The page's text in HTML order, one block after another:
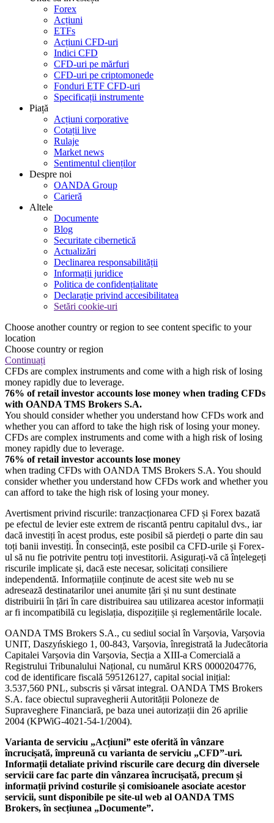
Forex
Acțiuni
ETFs
Acțiuni CFD-uri
Indici CFD
CFD-uri pe mărfuri
CFD-uri pe criptomonede
Fonduri ETF CFD-uri
Specificații instrumente
Piață
Acțiuni corporative
Cotații live
Rulaje
Market news
Sentimentul clienților
Despre noi
OANDA Group
Carieră
Altele
Documente
Blog
Securitate cibernetică
Actualizări
Declinarea responsabilității
Informații juridice
Politica de confidențialitate
Declarație privind accesibilitatea
Setări cookie-uri
Choose another country or region to see content specific to your
location
Choose country or region
Continuați
CFDs are complex instruments and come with a high risk of losing
money rapidly due to leverage.
76% of retail investor accounts lose money when trading CFDs
with OANDA TMS Brokers S.A.
You should consider whether you understand how CFDs work and
whether you can afford to take the high risk of losing your money.
CFDs are complex instruments and come with a high risk of losing
money rapidly due to leverage.
76% of retail investor accounts lose money
when trading CFDs with OANDA TMS Brokers S.A. You should
consider whether you understand how CFDs work and whether you
can afford to take the high risk of losing your money.
Avertisment privind riscurile: tranzacționarea CFD și Forex bazată
pe efectul de levier este extrem de riscantă pentru capitalul dvs., iar
dacă investiți în acest produs, este posibil să pierdeți o parte din sau
toți banii investiți. În consecință, este posibil ca CFD-urile și Forex-
ul să nu fie potrivite pentru toți investitorii. Asigurați-vă că înțelegeți
riscurile implicate și, dacă este necesar, solicitați consiliere
independentă. Informațiile conținute de acest site web nu se
adresează destinatarilor unei anumite țări și nu sunt destinate
distribuirii în țări în care distribuirea sau utilizarea acestor informații
ar fi incompatibilă cu legislația, dispozițiile și reglementările locale.
OANDA TMS Brokers S.A., cu sediul social în Varșovia, Varșovia
UNIT, Daszyńskiego 1, 00-843, Varșovia, înregistrată la Judecătoria
Capitalei Varșovia din Varșovia, Secția a XIII-a Comercială a
Registrului Tribunalului Național, cu numărul KRS 0000204776,
cod de identificare fiscală 595126127, capital social inițial:
3.537,560 PNL, subscris și vărsat integral. OANDA TMS Brokers
S.A. face obiectul supravegherii Autorității Poloneze de
Supraveghere Financiară, pe baza unei autorizații din 26 aprilie
2004 (KPWiG-4021-54-1/2004).
Varianta de serviciu „Acțiuni” este oferită în vânzare
încrucișată, împreună cu varianta de serviciu „CFD”-uri.
Informații detaliate privind riscurile care decurg din diversele
servicii care fac parte din vânzarea încrucișată, precum și
informații privind costurile și comisioanele asociate acestor
servicii, sunt disponibile pe site-ul web al OANDA TMS
Brokers, în secțiunea „Documente”.